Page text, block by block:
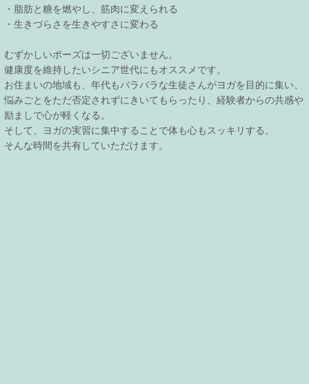
・脂肪と糖を燃やし、筋肉に変えられる
・生きづらさを生きやすさに変わる
むずかしいポーズは一切ございません。
健康度を維持したいシニア世代にもオススメです。
お住まいの地域も、年代もバラバラな生徒さんがヨガを目的に集い、
悩みごとをただ否定されずにきいてもらったり、経験者からの共感や
励ましで心が軽くなる。
そして、ヨガの実習に集中することで体も心もスッキリする。
そんな時間を共有していただけます。